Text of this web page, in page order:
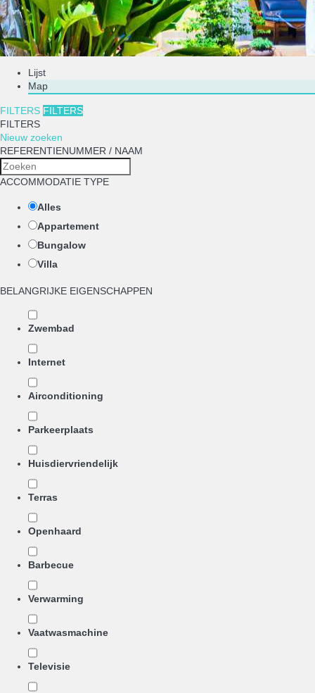
Lijst
Map
FILTERS FILTERS
FILTERS
Nieuw zoeken
REFERENTIENUMMER / NAAM
ACCOMMODATIE TYPE
Alles
Appartement
Bungalow
Villa
BELANGRIJKE EIGENSCHAPPEN
Zwembad
Internet
Airconditioning
Parkeerplaats
Huisdiervriendelijk
Terras
Openhaard
Barbecue
Verwarming
Vaatwasmachine
Televisie